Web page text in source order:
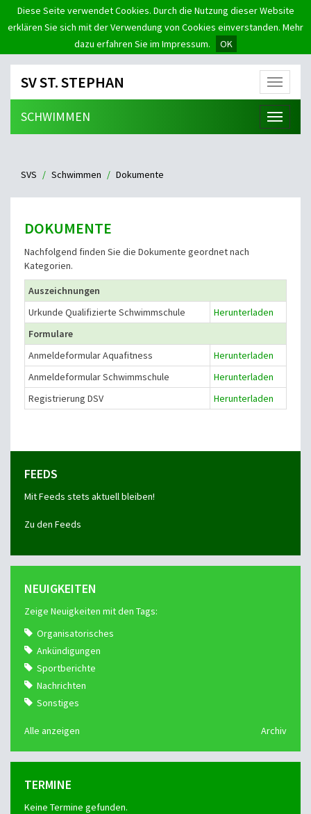
Diese Seite verwendet Cookies. Durch die Nutzung dieser Website
erklären Sie sich mit der Verwendung von Cookies einverstanden. Mehr
dazu erfahren Sie im Impressum.
OK
Menü
SV ST. STEPHAN
Menü
SCHWIMMEN
SVS Schwimmen Dokumente
DOKUMENTE
Nachfolgend finden Sie die Dokumente geordnet nach
Kategorien.
Auszeichnungen
Urkunde Qualifizierte Schwimmschule
Herunterladen
Formulare
Anmeldeformular Aquafitness
Herunterladen
Anmeldeformular Schwimmschule
Herunterladen
Registrierung DSV
Herunterladen
FEEDS
Mit Feeds stets aktuell bleiben!
Zu den Feeds
NEUIGKEITEN
Zeige Neuigkeiten mit den Tags:
Organisatorisches
Ankündigungen
Sportberichte
Nachrichten
Sonstiges
Alle anzeigen Archiv
TERMINE
Keine Termine gefunden.